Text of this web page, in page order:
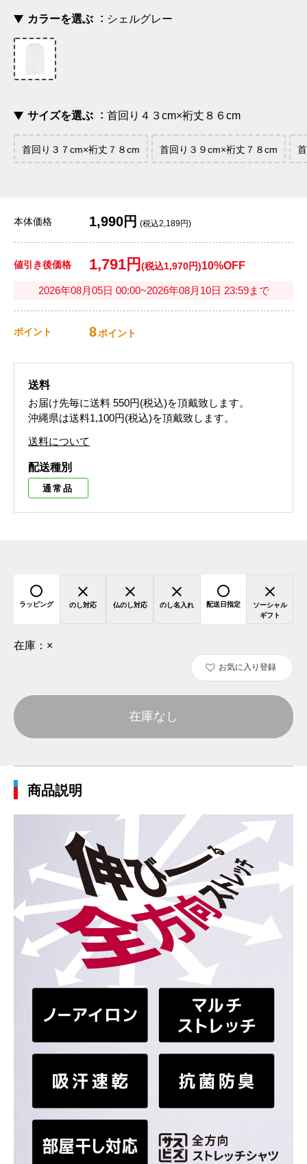
カラーを選ぶ シェルグレー
サイズを選ぶ 首回り４３cm×裄丈８６cm
首回り３７cm×裄丈７８cm 首回り３９cm×裄丈７８cm
本体価格 1,990円 (税込2,189円)
値引き後価格 1,791円 (税込1,970円)10%OFF
2026年08月05日 00:00~2026年08月10日 23:59まで
ポイント 8ポイント
送料
お届け先毎に送料 550円(税込)を頂戴致します。
沖縄県は送料1,100円(税込)を頂戴致します。
送料について
配送種別
通常品
ラッピング のし対応 仏のし対応 のし名入れ 配送日指定
ソーシャル
ギフト
在庫： ×
お気に入り登録
在庫なし
商品説明